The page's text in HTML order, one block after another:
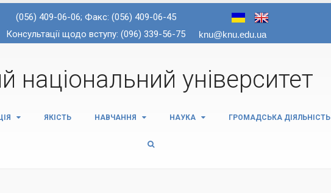
(056) 409-06-06; Факс: (056) 409-06-45
Консультації щодо вступу: (096) 339-56-75
національний університет
ЯКІСТЬ НАВЧАННЯ НАУКА ГРОМАДСЬКА ДІЯЛЬНІСТЬ